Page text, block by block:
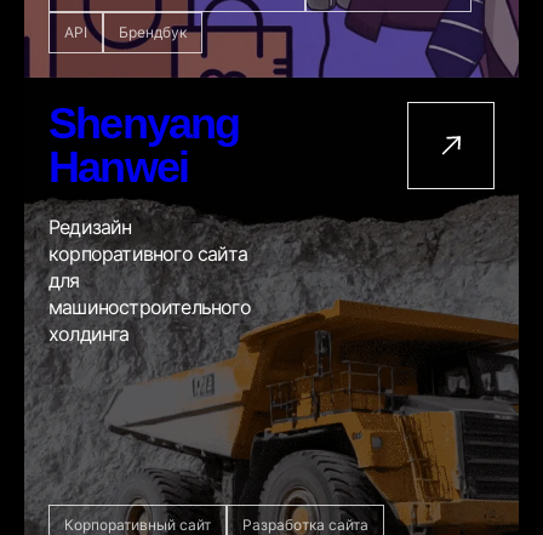
API Брендбук
Shenyang
Hanwei
Редизайн
корпоративного сайта
для
машиностроительного
холдинга
Корпоративный сайт Разработка сайта